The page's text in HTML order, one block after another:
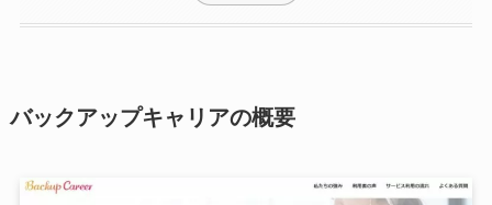
バックアップキャリアの概要